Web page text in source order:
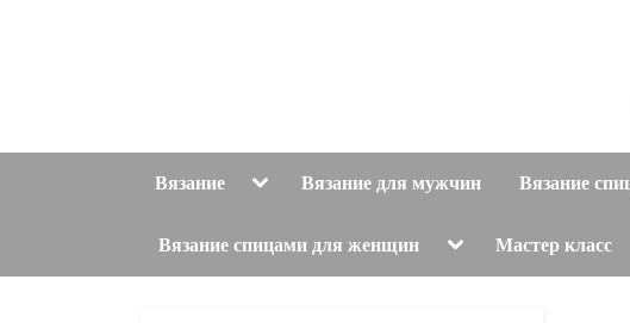
Вязание ToggleВязание для мужчин Вязание
Вязание спицами для женщин Toggle
menu
Мастер класс